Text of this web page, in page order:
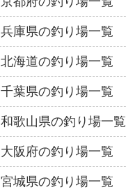
兵庫県の釣り場一覧
北海道の釣り場一覧
千葉県の釣り場一覧
和歌山県の釣り場一覧
大阪府の釣り場一覧
宮城県の釣り場一覧